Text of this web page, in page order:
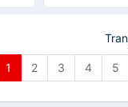
1 2 3 4 5